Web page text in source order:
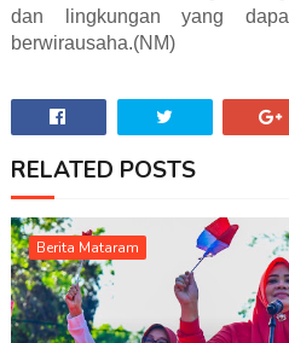
dan lingkungan yang
berwirausaha.(NM)
RELATED POSTS
Berita Mataram